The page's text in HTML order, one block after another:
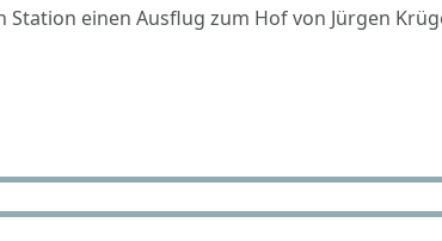
einen Ausflug zum Hof von Jürgen